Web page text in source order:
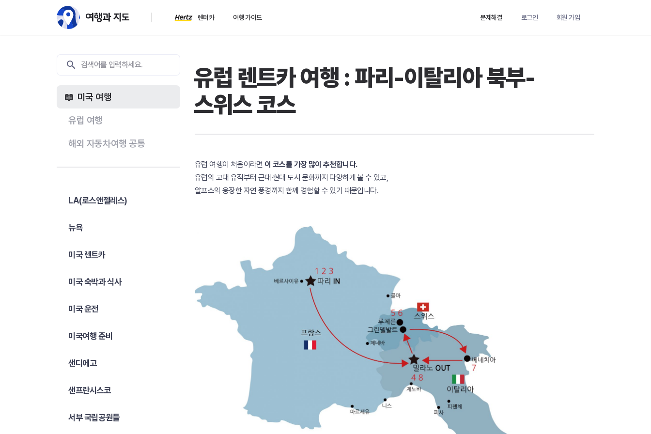
렌터카 여행 가이드 문제해결 로그인 회원 가입
미국 여행
유럽 여행
해외 자동차여행 공통
LA(로스앤젤레스)
뉴욕
미국 렌트카
미국 숙박과 식사
미국 운전
미국여행 준비
샌디에고
샌프란시스코
서부 국립공원들
유럽 렌트카 여행 : 파리-이탈리아 북부-
스위스 코스
유럽 여행이 처음이라면 이 코스를 가장 많이 추천합니다.
유럽의 고대 유적부터 근대·현대 도시 문화까지 다양하게 볼 수 있고,
알프스의 웅장한 자연 풍경까지 함께 경험할 수 있기 때문입니다.